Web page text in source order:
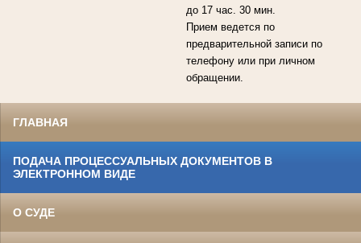
до 17 час. 30 мин.
Прием ведется по
предварительной записи по
телефону или при личном
обращении.
ГЛАВНАЯ
ПОДАЧА ПРОЦЕССУАЛЬНЫХ ДОКУМЕНТОВ В
ЭЛЕКТРОННОМ ВИДЕ
О СУДЕ